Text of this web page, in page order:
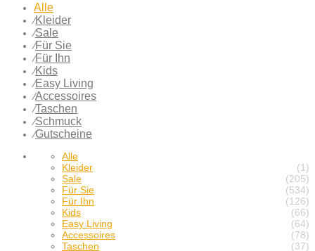
Alle
⁄Kleider
⁄Sale
⁄Für Sie
⁄Für Ihn
⁄Kids
⁄Easy Living
⁄Accessoires
⁄Taschen
⁄Schmuck
⁄Gutscheine
Alle
Kleider
(1)
Sale
(205)
Für Sie
(534)
Für Ihn
(126)
Kids
(66)
Easy Living
(64)
Accessoires
(78)
Taschen
(37)